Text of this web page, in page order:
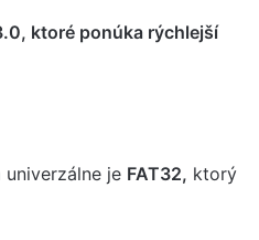
ktoré ponúka rýchlejší
je FAT32, ktorý